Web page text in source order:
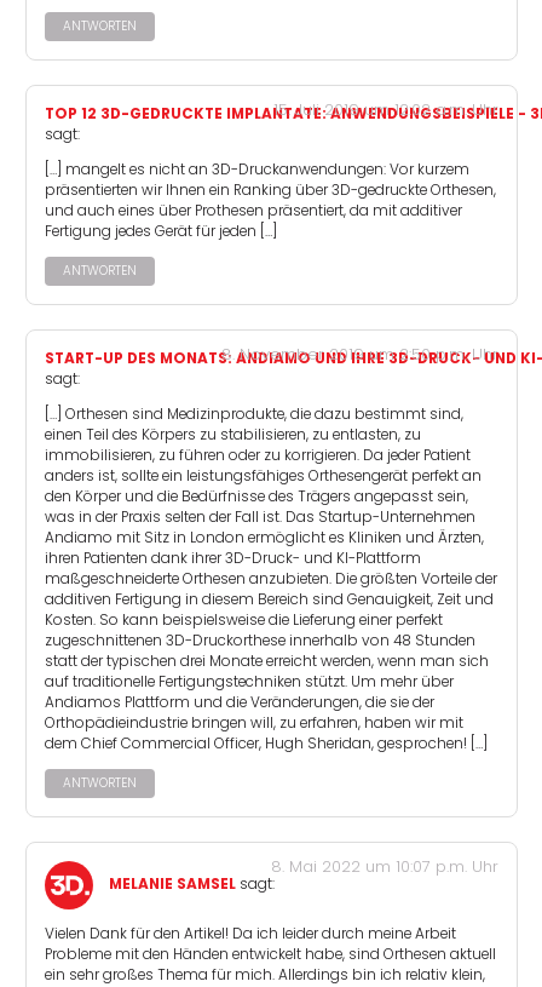
ANTWORTEN
TOP 12 3D-GEDRUCKTE IMPLANTATE: ANWENDUNGSBEISPIELE -
sagt:
15. Juli 2019 um 12:02 a.m. Uhr
[…] mangelt es nicht an 3D-Druckanwendungen: Vor kurzem
präsentierten wir Ihnen ein Ranking über 3D-gedruckte Orthesen,
und auch eines über Prothesen präsentiert, da mit additiver
Fertigung jedes Gerät für jeden […]
ANTWORTEN
START-UP DES MONATS: ANDIAMO UND IHRE 3D-DRUCK- UND
sagt:
8. November 2019 um 2:50 p.m. Uhr
[…] Orthesen sind Medizinprodukte, die dazu bestimmt sind,
einen Teil des Körpers zu stabilisieren, zu entlasten, zu
immobilisieren, zu führen oder zu korrigieren. Da jeder Patient
anders ist, sollte ein leistungsfähiges Orthesengerät perfekt an
den Körper und die Bedürfnisse des Trägers angepasst sein,
was in der Praxis selten der Fall ist. Das Startup-Unternehmen
Andiamo mit Sitz in London ermöglicht es Kliniken und Ärzten,
ihren Patienten dank ihrer 3D-Druck- und KI-Plattform
maßgeschneiderte Orthesen anzubieten. Die größten Vorteile der
additiven Fertigung in diesem Bereich sind Genauigkeit, Zeit und
Kosten. So kann beispielsweise die Lieferung einer perfekt
zugeschnittenen 3D-Druckorthese innerhalb von 48 Stunden
statt der typischen drei Monate erreicht werden, wenn man sich
auf traditionelle Fertigungstechniken stützt. Um mehr über
Andiamos Plattform und die Veränderungen, die sie der
Orthopädieindustrie bringen will, zu erfahren, haben wir mit
dem Chief Commercial Officer, Hugh Sheridan, gesprochen! […]
ANTWORTEN
MELANIE SAMSEL sagt:
8. Mai 2022 um 10:07 p.m. Uhr
Vielen Dank für den Artikel! Da ich leider durch meine Arbeit
Probleme mit den Händen entwickelt habe, sind Orthesen aktuell
ein sehr großes Thema für mich. Allerdings bin ich relativ klein,